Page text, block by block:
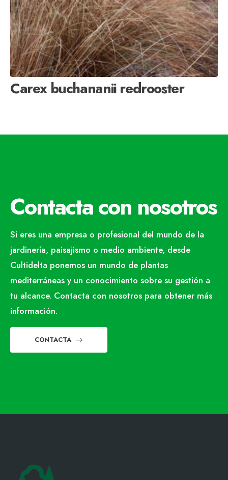
Carex buchananii redrooster
Contacta con nosotros
Si eres una empresa o profesional del mundo de la
jardinería, paisajismo o medio ambiente, desde
Cultidelta ponemos un mundo de plantas
mediterráneas y un conocimiento sobre su gestión a
tu alcance. Contacta con nosotros para obtener más
información.
CONTACTA